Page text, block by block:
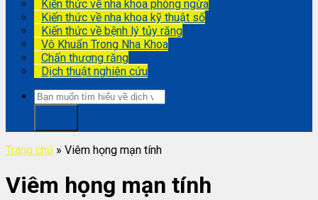
Kiến thức về nha khoa phòng ngừa
Kiến thức về nha khoa kỹ thuật số
Kiến thức về bệnh lý tủy răng
Vô Khuẩn Trong Nha Khoa
Chấn thương răng
Dịch thuật nghiên cứu
Trang chủ » Viêm họng mạn tính
Viêm họng mạn tính